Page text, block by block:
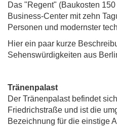
Das "Regent" (Baukosten
Business-Center mit zehn
Personen und modernster
Hier ein paar kurze
Sehenswürdigkeiten aus
Tränenpalast
Der Tränenpalast befindet
Friedrichstraße und ist die
Bezeichnung für die einstige